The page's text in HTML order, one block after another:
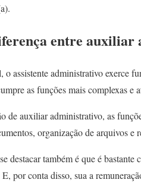
entre auxiliar
o assistente administrativo exerce
as funções mais complexas e
de auxiliar administrativo, as
organização de arquivos e
destacar também é que é
por conta disso, sua a